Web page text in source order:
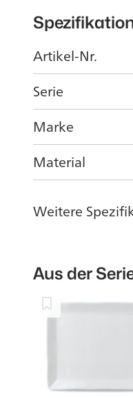
Artikel-Nr.
Serie
Marke
Material
Weitere
Aus der